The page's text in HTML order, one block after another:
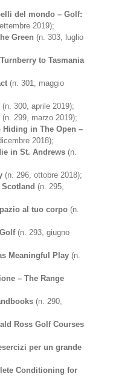
del mondo – Golf:
2019);
Green (n. 303, luglio
to Tasmania
(n. 301, maggio
(n. 300, aprile 2019);
(n. 299, marzo 2019);
Hiding in The Open –
2018);
in St. Andrews (n.
(n. 296, ottobre 2018);
(n. 295,
al tuo corpo (n.
(n. 293, giugno
Meaningful Play (n.
– The Range
(n. 290,
Ross Golf Courses
per un grande
Conditioning for